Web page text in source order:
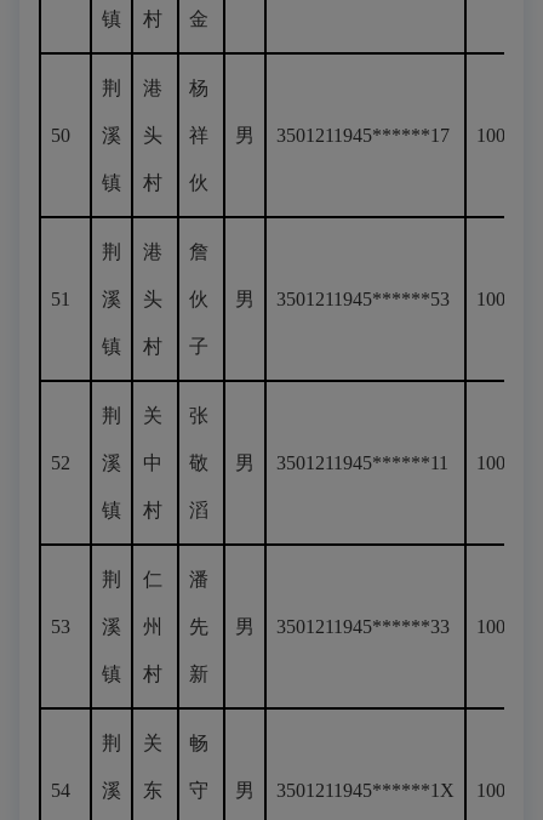
镇 村 金
50
荆
溪
镇
港
头
村
杨
祥
伙
男 3501211945******17 100
51
荆
溪
镇
港
头
村
詹
伙
子
男 3501211945******53 100
52
荆
溪
镇
关
中
村
张
敬
滔
男 3501211945******11 100
53
荆
溪
镇
仁
州
村
潘
先
新
男 3501211945******33 100
54
荆
溪
关
东
畅
守 男 3501211945******1X 100